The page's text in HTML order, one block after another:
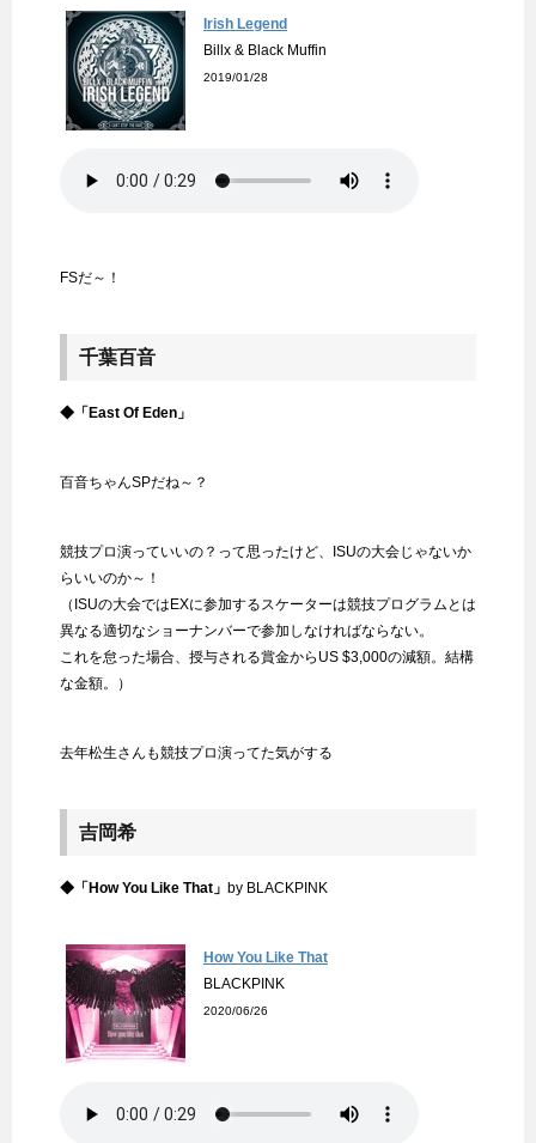
Irish Legend
Billx & Black Muffin
2019/01/28
FSだ～！
千葉百音
◆「East Of Eden」
百音ちゃんSPだね～？
競技プロ演っていいの？って思ったけど、ISUの大会じゃないか
らいいのか～！
（ISUの大会ではEXに参加するスケーターは競技プログラムとは
異なる適切なショーナンバーで参加しなければならない。
これを怠った場合、授与される賞金からUS $3,000の減額。結構
な金額。）
去年松生さんも競技プロ演ってた気がする
吉岡希
◆「How You Like That」 by BLACKPINK
How You Like That
BLACKPINK
2020/06/26